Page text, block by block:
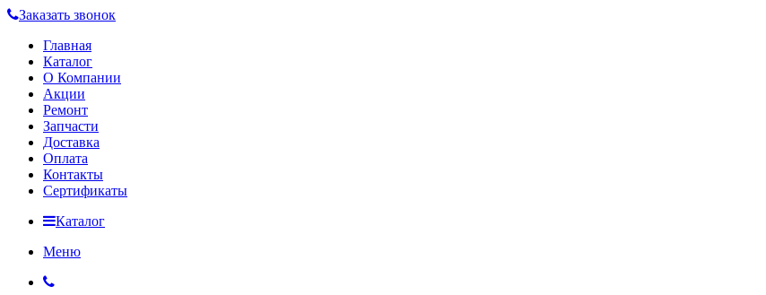
Заказать звонок
Главная
Каталог
О Компании
Акции
Ремонт
Запчасти
Доставка
Оплата
Контакты
Сертификаты
Каталог
Меню